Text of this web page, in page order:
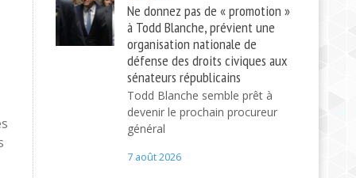
Ne donnez pas de « promotion »
à Todd Blanche, prévient une
organisation nationale de
défense des droits civiques aux
sénateurs républicains
Todd Blanche semble prêt à
devenir le prochain procureur
général
7 août 2026